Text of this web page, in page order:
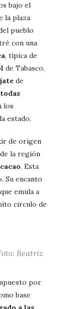
bajo el
la plaza
pueblo
con una
, típica de
de Tabasco,
de
todas
los
estado.
de origen
la región
. Esta
Su encanto
emula a
circulo de
Beatriz
por
base